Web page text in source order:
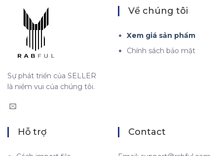
Sự phát triển của SELLER
là niềm vui của chúng tôi.
Về chúng tôi
Xem giá sản phẩm
Chính sách bảo mật
Hỗ trợ Contact